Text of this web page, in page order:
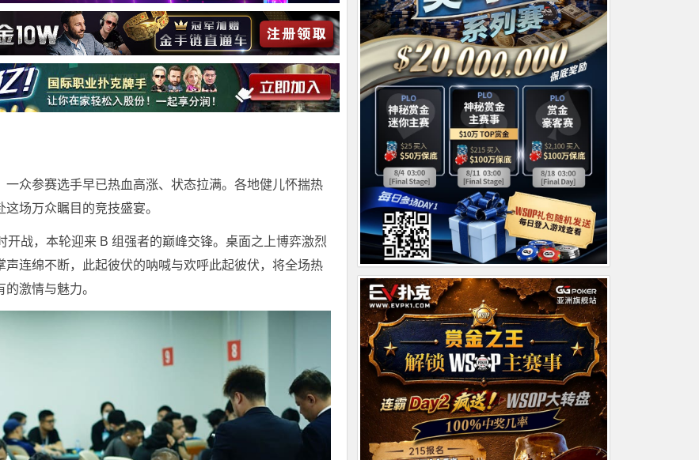
众参赛选手早已热血高涨、状态拉满。各地健儿怀揣热
场万众瞩目的竞技盛宴。
开战，本轮迎来 B 组强者的巅峰交锋。桌面之上博弈激烈
连绵不断，此起彼伏的呐喊与欢呼此起彼伏，将全场热
激情与魅力。